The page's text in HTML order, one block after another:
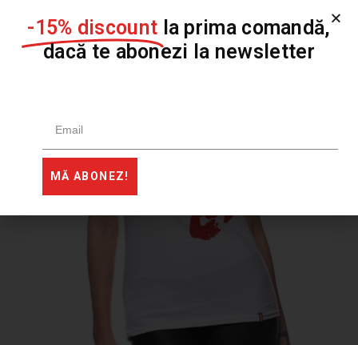
-15% discount la prima comandă,
dacă te abonezi la newsletter
MĂ ABONEZ!